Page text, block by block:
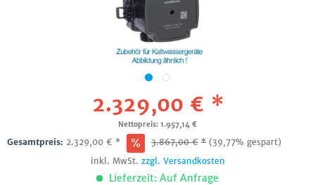
2.329,00 € *
Nettopreis: 1.957,14 €
Gesamtpreis: 2.329,00 € * 3.867,00€ * (39,77% gespart)
inkl. MwSt. zzgl. Versandkosten
Lieferzeit: Auf Anfrage